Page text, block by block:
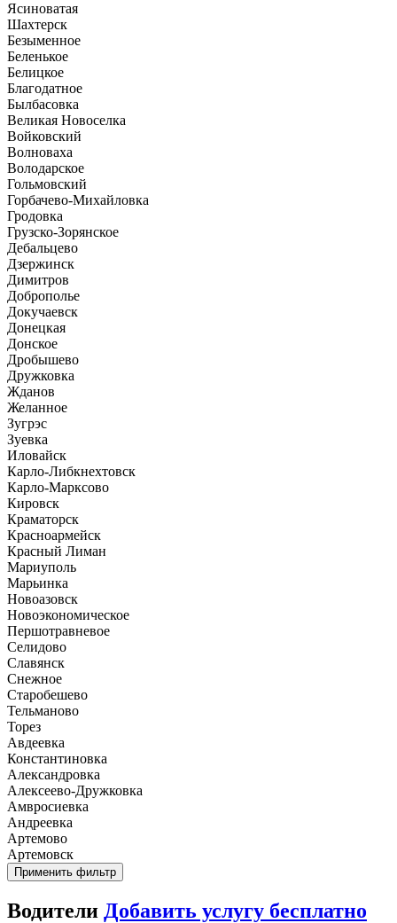
Ясиноватая
Шахтерск
Безыменное
Беленькое
Белицкое
Благодатное
Былбасовка
Великая Новоселка
Войковский
Волноваха
Володарское
Гольмовский
Горбачево-Михайловка
Гродовка
Грузско-Зорянское
Дебальцево
Дзержинск
Димитров
Доброполье
Докучаевск
Донецкая
Донское
Дробышево
Дружковка
Жданов
Желанное
Зугрэс
Зуевка
Иловайск
Карло-Либкнехтовск
Карло-Марксово
Кировск
Краматорск
Красноармейск
Красный Лиман
Мариуполь
Марьинка
Новоазовск
Новоэкономическое
Першотравневое
Селидово
Славянск
Снежное
Старобешево
Тельманово
Торез
Авдеевка
Константиновка
Александровка
Алексеево-Дружковка
Амвросиевка
Андреевка
Артемово
Артемовск
Применить фильтр
Водители Добавить услугу бесплатно